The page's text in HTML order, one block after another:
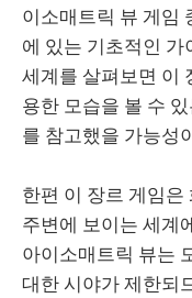
이소매트릭 뷰 게임
에 있는 기초적인
세계를 살펴보면 이
용한 모습을 볼 수
를 참고했을 가능성
한편 이 장르 게임
주변에 보이는 세계
아이소매트릭 뷰는
대한 시야가 제한되